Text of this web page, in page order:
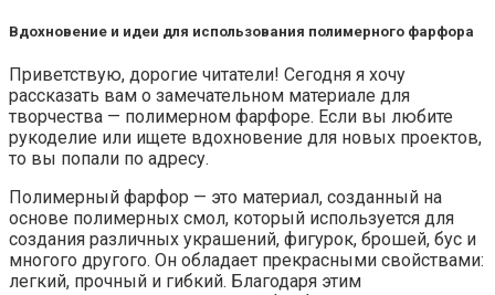
Вдохновение и идеи для использования полимерного фарфора
Приветствую, дорогие читатели! Сегодня я хочу
рассказать вам о замечательном материале для
творчества — полимерном фарфоре. Если вы любите
рукоделие или ищете вдохновение для новых проектов,
то вы попали по адресу.
Полимерный фарфор — это материал, созданный на
основе полимерных смол, который используется для
создания различных украшений, фигурок, брошей, бус и
многого другого. Он обладает прекрасными свойствами:
легкий, прочный и гибкий. Благодаря этим